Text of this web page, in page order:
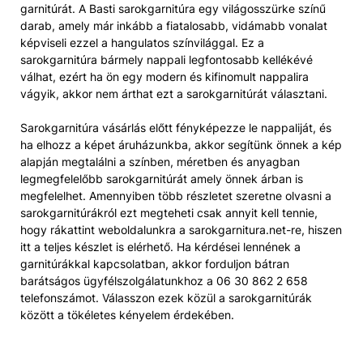
garnitúrát. A Basti sarokgarnitúra egy világosszürke színű
darab, amely már inkább a fiatalosabb, vidámabb vonalat
képviseli ezzel a hangulatos színvilággal. Ez a
sarokgarnitúra bármely nappali legfontosabb kellékévé
válhat, ezért ha ön egy modern és kifinomult nappalira
vágyik, akkor nem árthat ezt a sarokgarnitúrát választani.
Sarokgarnitúra vásárlás előtt fényképezze le nappaliját, és
ha elhozz a képet áruházunkba, akkor segítünk önnek a kép
alapján megtalálni a színben, méretben és anyagban
legmegfelelőbb sarokgarnitúrát amely önnek árban is
megfelelhet. Amennyiben több részletet szeretne olvasni a
sarokgarnitúrákról ezt megteheti csak annyit kell tennie,
hogy rákattint weboldalunkra a sarokgarnitura.net-re, hiszen
itt a teljes készlet is elérhető. Ha kérdései lennének a
garnitúrákkal kapcsolatban, akkor forduljon bátran
barátságos ügyfélszolgálatunkhoz a 06 30 862 2 658
telefonszámot. Válasszon ezek közül a sarokgarnitúrák
között a tökéletes kényelem érdekében.